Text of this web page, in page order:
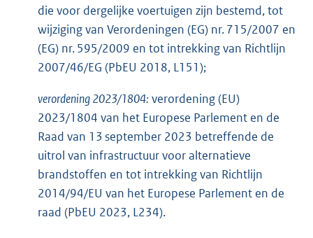
die voor dergelijke voertuigen zijn bestemd, tot
wijziging van Verordeningen (EG) nr. 715/2007 en
(EG) nr. 595/2009 en tot intrekking van Richtlijn
2007/46/EG (PbEU 2018, L151);
verordening 2023/1804: verordening (EU)
2023/1804 van het Europese Parlement en de
Raad van 13 september 2023 betreffende de
uitrol van infrastructuur voor alternatieve
brandstoffen en tot intrekking van Richtlijn
2014/94/EU van het Europese Parlement en de
raad (PbEU 2023, L234).